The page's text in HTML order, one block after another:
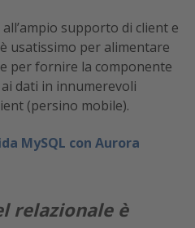
supporto di client e
è usatissimo per alimentare
per fornire la componente
dati in innumerevoli
(persino mobile).
MySQL con Aurora
relazionale è